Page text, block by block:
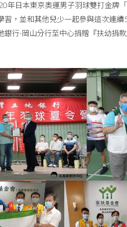
年日本東京奧運男子羽球雙打金牌
習，並和其他兒少一起參與這次連續
銀行-岡山分行至中心捐贈『扶幼捐